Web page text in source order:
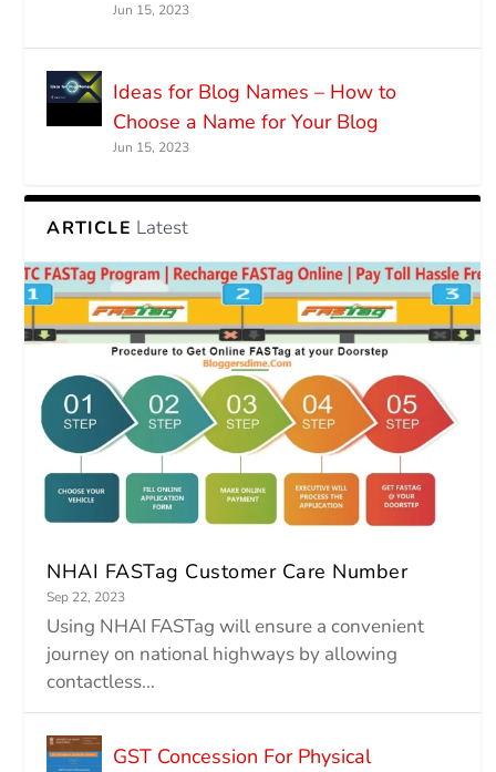
Jun 15, 2023
Ideas for Blog Names – How to
Choose a Name for Your Blog
Jun 15, 2023
ARTICLE Latest
NHAI FASTag Customer Care Number
Sep 22, 2023
Using NHAI FASTag will ensure a convenient
journey on national highways by allowing
contactless...
GST Concession For Physical